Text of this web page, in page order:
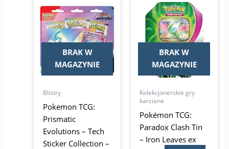
BRAK W
MAGAZYNIE
Blistry
Pokemon TCG:
Prismatic
Evolutions – Tech
Sticker Collection –
BRAK W
MAGAZYNIE
Kolekcjonerskie gry
karciane
Pokémon TCG:
Paradox Clash Tin
– Iron Leaves ex